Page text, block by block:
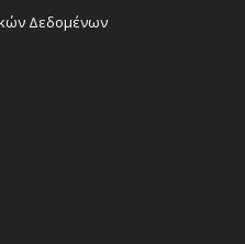
Δεδομένων